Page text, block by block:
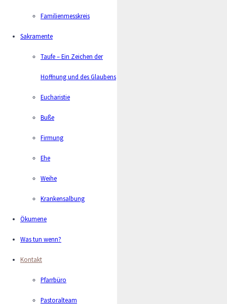
Familienmesskreis
Sakramente
Taufe – Ein Zeichen der
Hoffnung und des Glaubens
Eucharistie
Buße
Firmung
Ehe
Weihe
Krankensalbung
Ökumene
Was tun wenn?
Kontakt
Pfarrbüro
Pastoralteam
0160 99061673